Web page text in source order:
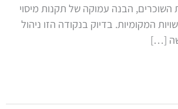
השוכרים, הבנה עמוקה של תקנות מיסוי
המקומיות. בדיוק בנקודה הזו ניהול
[…]